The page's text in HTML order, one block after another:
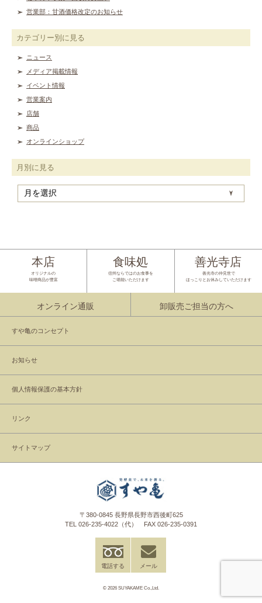
営業部：甘酒価格改定のお知らせ
カテゴリー別に見る
ニュース
メディア掲載情報
イベント情報
営業案内
店舗
商品
オンラインショップ
月別に見る
本店
オリジナルの
味噌商品が豊富
食味処
信州ならではのお食事を
ご堪能いただけます
善光寺店
善光寺の仲見世で
ほっこりとお休みしていただけます
オンライン通販 卸販売ご担当の方へ
すや亀のコンセプト
お知らせ
個人情報保護の基本方針
リンク
サイトマップ
〒380-0845 長野県長野市西後町625
TEL 026-235-4022 （代） FAX 026-235-0391
電話する メール
© 2026 SUYAKAME Co.,Ltd.